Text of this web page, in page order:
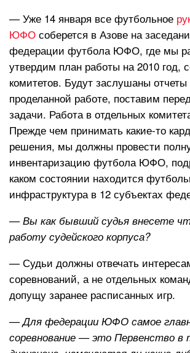
— Уже 14 января все футбольное
ЮФО соберется в Азове на
федерации футбола ЮФО, где мы
утвердим план работы на 2010 год,
комитетов. Будут заслушаны отчеты
проделанной работе, поставим
задачи. Работа в отдельных
Прежде чем принимать какие-то
решения, мы должны провести
инвентаризацию футбола ЮФО,
каком состоянии находится
инфраструктура в 12 субъектах
— Вы как бывший судья внесете
работу судейского корпуса?
— Судьи должны отвечать
соревнований, а не отдельных
допущу заранее расписанных игр.
— Для федерации ЮФО самое
соревнование — это Первенство